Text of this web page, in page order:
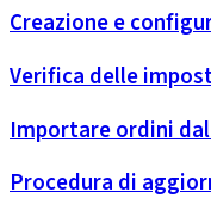
Creazione e
Verifica delle
Importare ordini
Procedura di